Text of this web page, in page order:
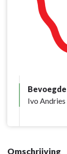
Ivo Andries
Omschrijving